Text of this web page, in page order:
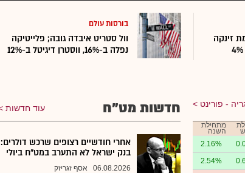
זינקה
בורסות עולם
וול סטריט איבדה גובה; פלייטיקה
נפלה ב-16%, ווסטרן דיגיטל ב-12%
- פורינט
מתחילת
השנה
2.16%
2.54%
חדשות מט"ח עוד חדשות
אחרי חודשיים רצופים שרכש דולרים:
בנק ישראל לא התערב במט"ח ביולי
06.08.2026 אסף זגריזק